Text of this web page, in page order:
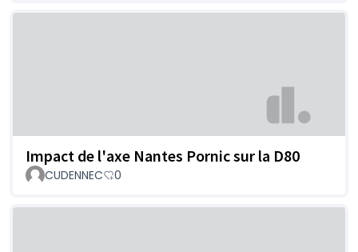
Impact de l'axe Nantes Pornic sur la D80
CUDENNEC 0